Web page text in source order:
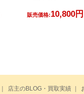
販売価格:10,800円
店主のBLOG・買取実績